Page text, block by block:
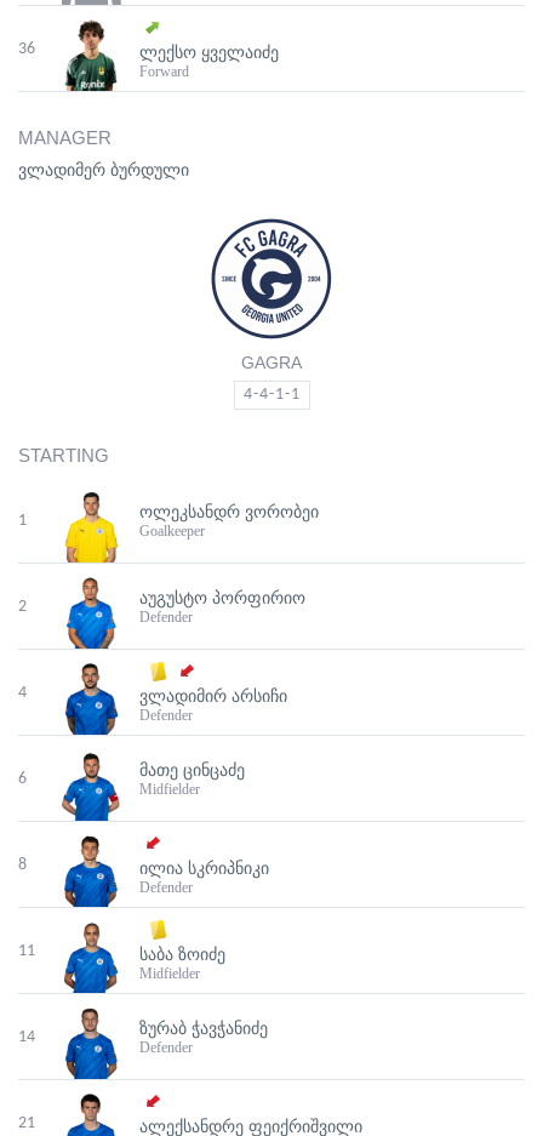
36 ᲚᲔᲥᲡᲝ ᲧᲕᲔᲚᲐᲘᲫᲔ
Forward
MANAGER
ვლადიმერ ბურდული
GAGRA
4-4-1-1
STARTING
1 ᲝᲚᲔᲙᲡᲐᲜᲓᲠ ᲕᲝᲠᲝᲑᲔᲘ
Goalkeeper
2 ᲐᲣᲒᲣᲡᲢᲝ ᲞᲝᲠᲤᲘᲠᲘᲝ
Defender
4 ᲕᲚᲐᲓᲘᲛᲘᲠ ᲐᲠᲡᲘᲩᲘ
Defender
6 ᲛᲐᲗᲔ ᲪᲘᲜᲪᲐᲫᲔ
Midfielder
8 ᲘᲚᲘᲐ ᲡᲙᲠᲘᲞᲜᲘᲙᲘ
Defender
11 ᲡᲐᲑᲐ ᲖᲝᲘᲫᲔ
Midfielder
14 ᲖᲣᲠᲐᲑ ᲭᲐᲕᲭᲐᲜᲘᲫᲔ
Defender
21 ᲐᲚᲔᲥᲡᲐᲜᲓᲠᲔ ᲤᲔᲘᲥᲠᲘᲨᲕᲘᲚᲘ